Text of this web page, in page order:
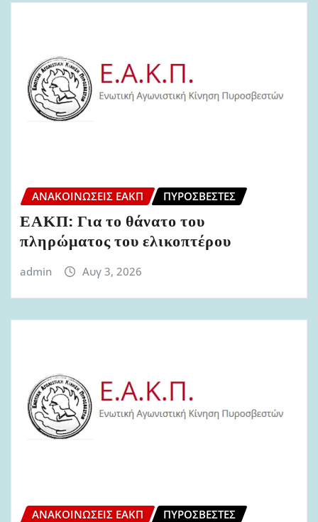
ΑΝΑΚΟΙΝΏΣΕΙΣ ΕΑΚΠ ΠΥΡΟΣΒΈΣΤΕΣ
ΕΑΚΠ: Για το θάνατο του
πληρώματος του ελικοπτέρου
admin Αυγ 3, 2026
ΑΝΑΚΟΙΝΏΣΕΙΣ ΕΑΚΠ
ΠΥΡΟΣΒΈΣΤΕΣ